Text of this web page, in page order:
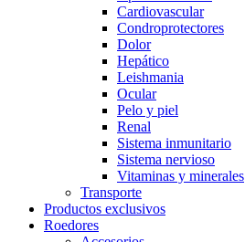
Cardiovascular
Condroprotectores
Dolor
Hepático
Leishmania
Ocular
Pelo y piel
Renal
Sistema inmunitario
Sistema nervioso
Vitaminas y minerales
Transporte
Productos exclusivos
Roedores